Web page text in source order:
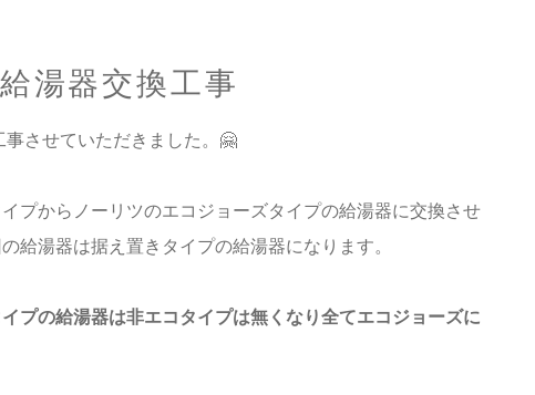
湯器交換工事
事させていただきました。🤗
プからノーリツのエコジョーズタイプの給湯器に交換させ
給湯器は据え置きタイプの給湯器になります。
プの給湯器は非エコタイプは無くなり全てエコジョーズに